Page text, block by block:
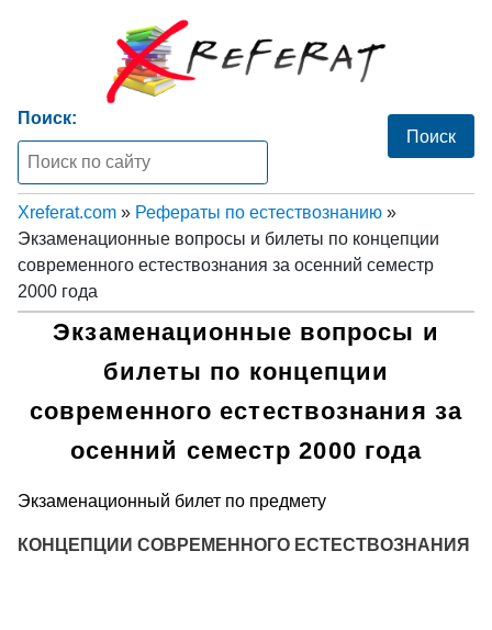
Поиск:
Xreferat.com » Рефераты по естествознанию »
Экзаменационные вопросы и билеты по концепции
современного естествознания за осенний семестр
2000 года
Экзаменационные вопросы и
билеты по концепции
современного естествознания за
осенний семестр 2000 года
Экзаменационный билет по предмету
КОНЦЕПЦИИ СОВРЕМЕННОГО ЕСТЕСТВОЗНАНИЯ